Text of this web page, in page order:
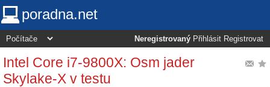
poradna.net
Neregistrovaný Přihlásit Registrovat
Intel Core i7-9800X: Osm jader
Skylake-X v testu